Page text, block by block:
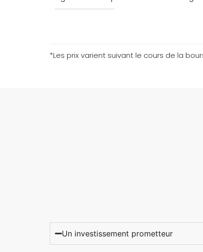
*Les prix varient suivant le cours de la
Un investissement prometteur